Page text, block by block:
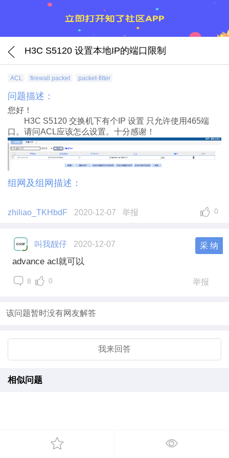
H3C S5120 设置本地IP的端口限制
ACL firewall packet packet-filter
问题描述：
您好！
H3C S5120 交换机下有个IP 设置 只允许使用465端
口。请问ACL应该怎么设置。十分感谢！
组网及组网描述：
zhiliao_TKHbdF 2020-12-07 举报 0
叫我靓仔 2020-12-07 采 纳
advance acl就可以
8 0 举报
该问题暂时没有网友解答
我来回答
相似问题